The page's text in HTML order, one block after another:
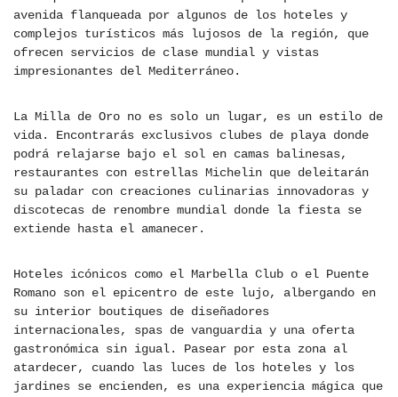
avenida flanqueada por algunos de los hoteles y
complejos turísticos más lujosos de la región, que
ofrecen servicios de clase mundial y vistas
impresionantes del Mediterráneo.
La Milla de Oro no es solo un lugar, es un estilo de
vida. Encontrarás exclusivos clubes de playa donde
podrá relajarse bajo el sol en camas balinesas,
restaurantes con estrellas Michelin que deleitarán
su paladar con creaciones culinarias innovadoras y
discotecas de renombre mundial donde la fiesta se
extiende hasta el amanecer.
Hoteles icónicos como el Marbella Club o el Puente
Romano son el epicentro de este lujo, albergando en
su interior boutiques de diseñadores
internacionales, spas de vanguardia y una oferta
gastronómica sin igual. Pasear por esta zona al
atardecer, cuando las luces de los hoteles y los
jardines se encienden, es una experiencia mágica que